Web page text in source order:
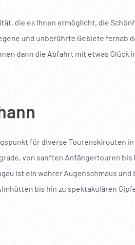
die es Ihnen ermöglicht, die
und unberührte Gebiete fernab
dann die Abfahrt mit etwas Glück
für diverse Tourenskirouten
von sanften Anfängertouren
ist ein wahrer Augenschmaus
bis hin zu spektakulären